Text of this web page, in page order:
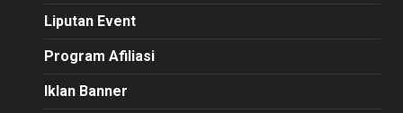
Liputan Event
Program Afiliasi
Iklan Banner